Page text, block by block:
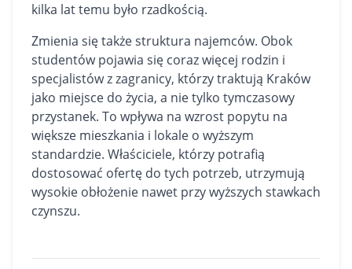
kilka lat temu było rzadkością.
Zmienia się także struktura najemców. Obok
studentów pojawia się coraz więcej rodzin i
specjalistów z zagranicy, którzy traktują Kraków
jako miejsce do życia, a nie tylko tymczasowy
przystanek. To wpływa na wzrost popytu na
większe mieszkania i lokale o wyższym
standardzie. Właściciele, którzy potrafią
dostosować ofertę do tych potrzeb, utrzymują
wysokie obłożenie nawet przy wyższych stawkach
czynszu.